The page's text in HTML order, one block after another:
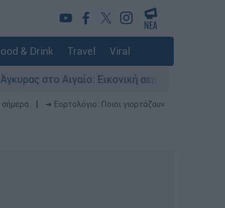
& Drink Travel Viral
Εικονική αερομαχία ανάμεσα σε
➔ Εορτολόγιο: Ποιοι γιορτάζουν